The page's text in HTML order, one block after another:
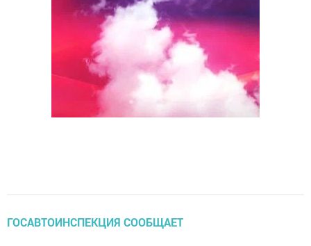
ГОСАВТОИНСПЕКЦИЯ СООБЩАЕТ